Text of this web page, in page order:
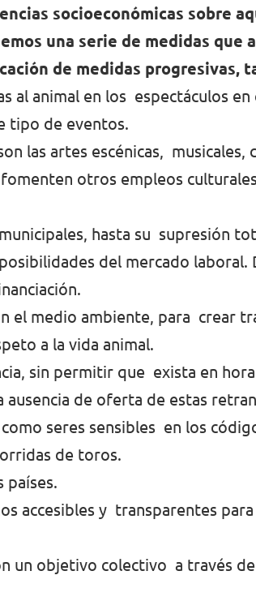
socioeconómicas sobre
una serie de medidas que
de medidas progresivas,
animal en los espectáculos en
tipo de eventos.
las artes escénicas, musicales,
otros empleos
hasta su supresión
del mercado laboral.
el medio ambiente, para crear
a la vida animal.
sin permitir que exista en
de oferta de estas
seres sensibles en los
de toros.
países.
accesibles y transparentes
un objetivo colectivo a través